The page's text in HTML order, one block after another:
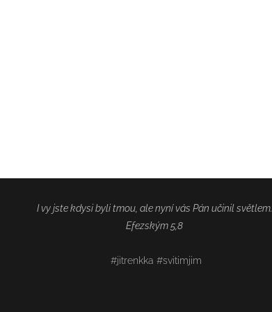
I vy jste kdysi byli tmou, ale nyní vás Pán učinil světlem.
Efezským 5,8
#jitrenkka #svitimjim